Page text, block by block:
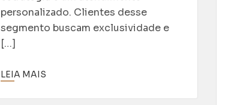
personalizado. Clientes desse
segmento buscam exclusividade e
[…]
LEIA MAIS